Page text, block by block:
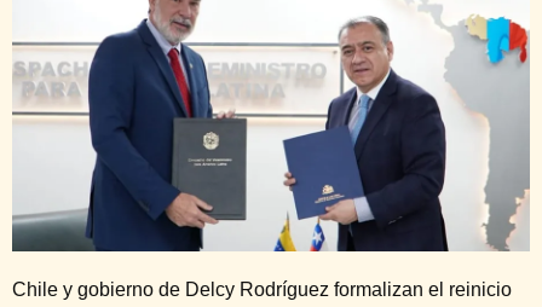
Chile y gobierno de Delcy Rodríguez formalizan el reinicio